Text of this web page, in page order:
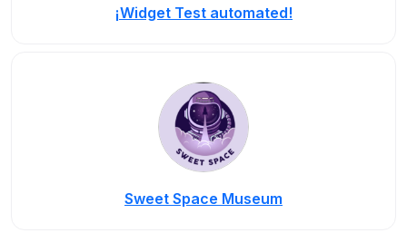
¡Widget Test automated!
Sweet Space Museum